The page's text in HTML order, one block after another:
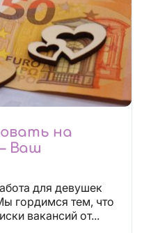
на
Ваш
для девушек
гордимся тем, что
вакансий от...